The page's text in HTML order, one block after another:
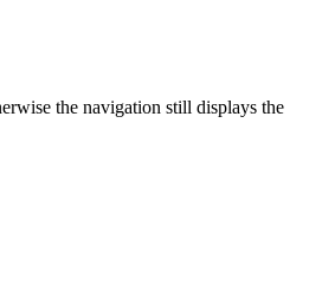
the navigation still displays the